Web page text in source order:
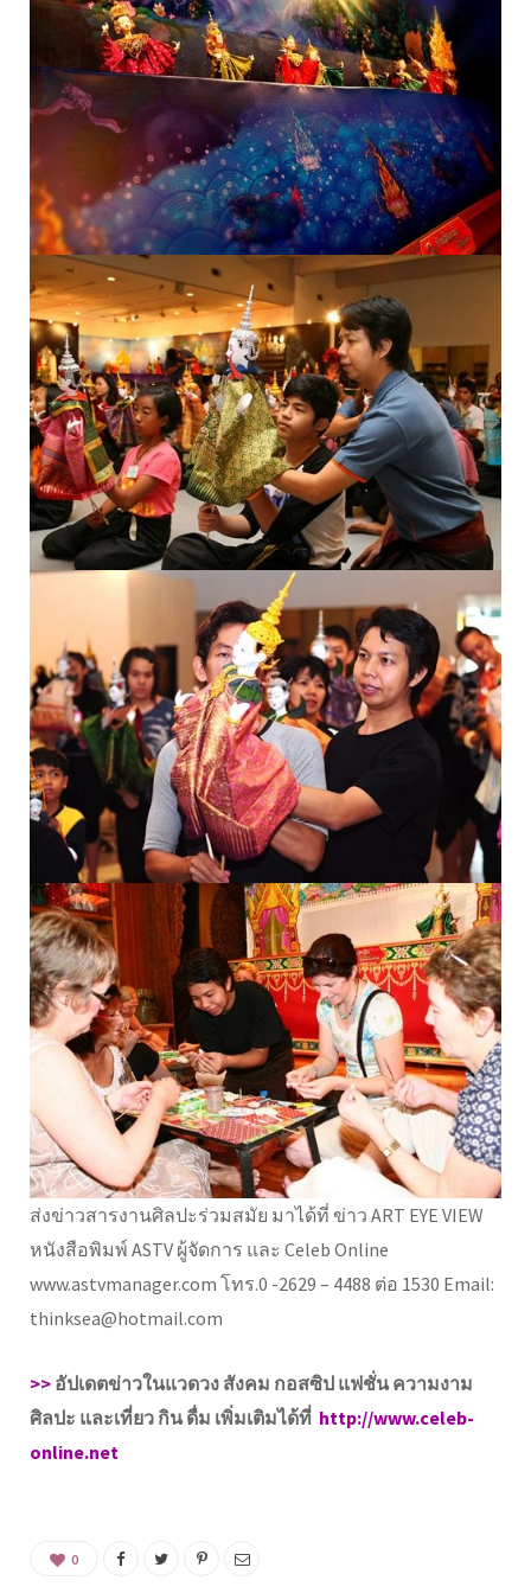
ส่งข่าวสารงานศิลปะร่วมสมัย มาได้ที่ ข่าว ART EYE VIEW
หนังสือพิมพ์ ASTV ผู้จัดการ และ Celeb Online
www.astvmanager.com โทร.0 -2629 – 4488 ต่อ 1530 Email:
thinksea@hotmail.com
>> อัปเดตข่าวในแวดวง สังคม กอสซิป แฟชั่น ความงาม
ศิลปะ และเที่ยว กิน ดื่ม เพิ่มเติมได้ที่ http://www.celeb-
online.net
0